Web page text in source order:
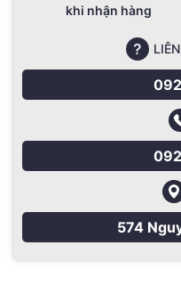
khi nhận hàng
574